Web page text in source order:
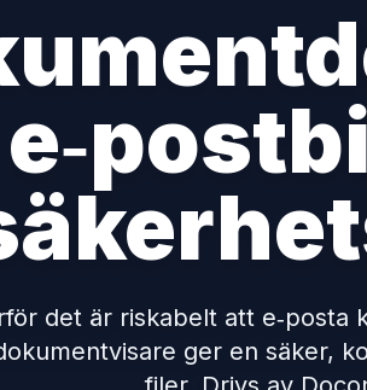
det är riskabelt att e‑posta
ger en säker,